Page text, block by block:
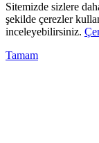
Sitemizde sizlere
şekilde çerezler
inceleyebilirsiniz.
Tamam